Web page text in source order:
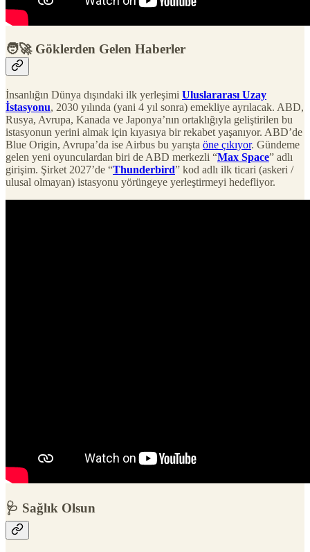
🧑‍🚀 Göklerden Gelen Haberler
İnsanlığın Dünya dışındaki ilk yerleşimi Uluslararası Uzay
İstasyonu, 2030 yılında (yani 4 yıl sonra) emekliye ayrılacak. ABD,
Rusya, Avrupa, Kanada ve Japonya’nın ortaklığıyla geliştirilen bu
istasyonun yerini almak için kıyasıya bir rekabet yaşanıyor. ABD’de
Blue Origin, Avrupa’da ise Airbus bu yarışta öne çıkıyor. Gündeme
gelen yeni oyunculardan biri de ABD merkezli “Max Space” adlı
girişim. Şirket 2027’de “Thunderbird” kod adlı ilk ticari (askeri /
ulusal olmayan) istasyonu yörüngeye yerleştirmeyi hedefliyor.
🩺 Sağlık Olsun